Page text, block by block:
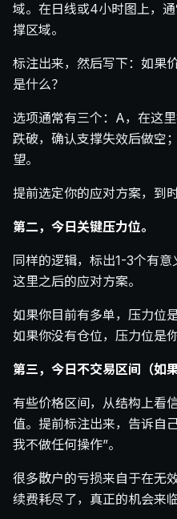
域。在日线或4小时图上，
撑区域。
标注出来，然后写下：如果
是什么？
选项通常有三个：A，在这
跌破，确认支撑失效后做空
望。
提前选定你的应对方案，到
第二，今日关键压力位。
同样的逻辑，标出1-3个有
这里之后的应对方案。
如果你目前有多单，压力位
如果你没有仓位，压力位是
第三，今日不交易区间（如果
有些价格区间，从结构上看
值。提前标注出来，告诉自
我不做任何操作”。
很多散户的亏损来自于在无
续费耗尽了，真正的机会来